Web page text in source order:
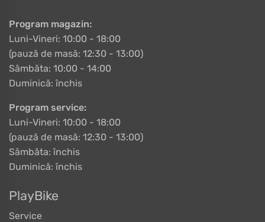
Program magazin:
Luni-Vineri: 10:00 - 18:00
(pauză de masă: 12:30 - 13:00)
Sâmbăta: 10:00 - 14:00
Duminică: închis
Program service:
Luni-Vineri: 10:00 - 18:00
(pauză de masă: 12:30 - 13:00)
Sâmbăta: închis
Duminică: închis
PlayBike
Service